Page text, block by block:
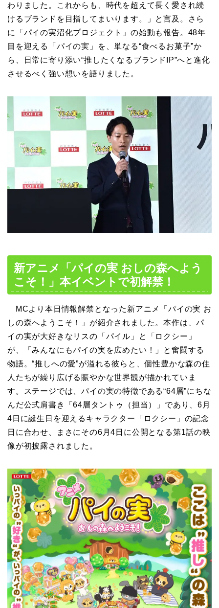
わりました。これからも、時代を超えて長く愛され続
けるブランドを目指してまいります。」と言及。さら
に「パイの実沼化プロジェクト」の始動も報告。48年
目を迎える「パイの実」を、単なる“食べるお菓子”か
ら、日常に寄り添い“推したくなるブランドIP”へと進化
させるべく強い想いを語りました。
新アニメ「パイの実 おしの森へよう
こそ！」本イベントで初解禁！
MCより本日情報解禁となった新アニメ「パイの実 お
しの森へようこそ！」が紹介されました。本作は、パ
イの実が大好きなリスの「パイル」と「ロクシー」
が、「みんなにもパイの実を広めたい！」と奮闘する
物語。“推しへの愛”が溢れる彼らと、個性豊かな森の住
人たちが繰り広げる賑やかな世界観が描かれていま
す。ステージでは、パイの実の特徴である“64層”にちな
んだ公式肩書き「64層タントゥ（担当）」であり、6月
4日に誕生日を迎えるキャラクター「ロクシー」の記念
日に合わせ、まさにその6月4日に公開となる第1話の映
像が初披露されました。